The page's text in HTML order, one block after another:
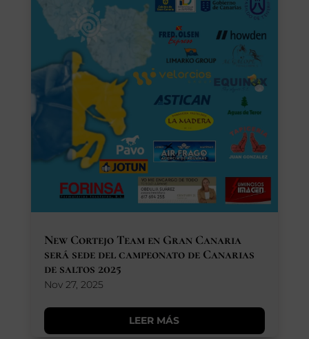
New Cortejo Team en Gran Canaria
será sede del campeonato de Canarias
de saltos 2025
Nov 27, 2025
LEER MÁS